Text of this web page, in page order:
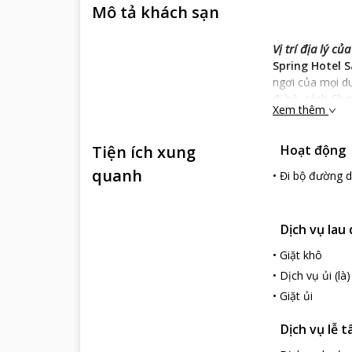
Mô tả khách sạn
Vị trí địa lý
Spring Hotel
ngơi của mọi
đi bộ, cách
này vô cùng
Khách sạn
trung và năng
sự khoáng đạt
Nhân viên của
cẩn thận, chu
nghỉ ngơi thoải
nghỉ ngơi
những ngày
Xem thêm
Tiện ích xung
quanh
Hoạt động
• Đi bộ đường
Dịch vụ lau
• Giặt khô
• Dịch vụ ủi (là)
• Giặt ủi
Dịch vụ lễ